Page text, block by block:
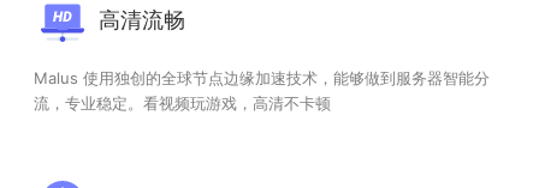
高清流畅
Malus 使用独创的全球节点边缘加速技术，能够做到服务器智能分
流，专业稳定。看视频玩游戏，高清不卡顿